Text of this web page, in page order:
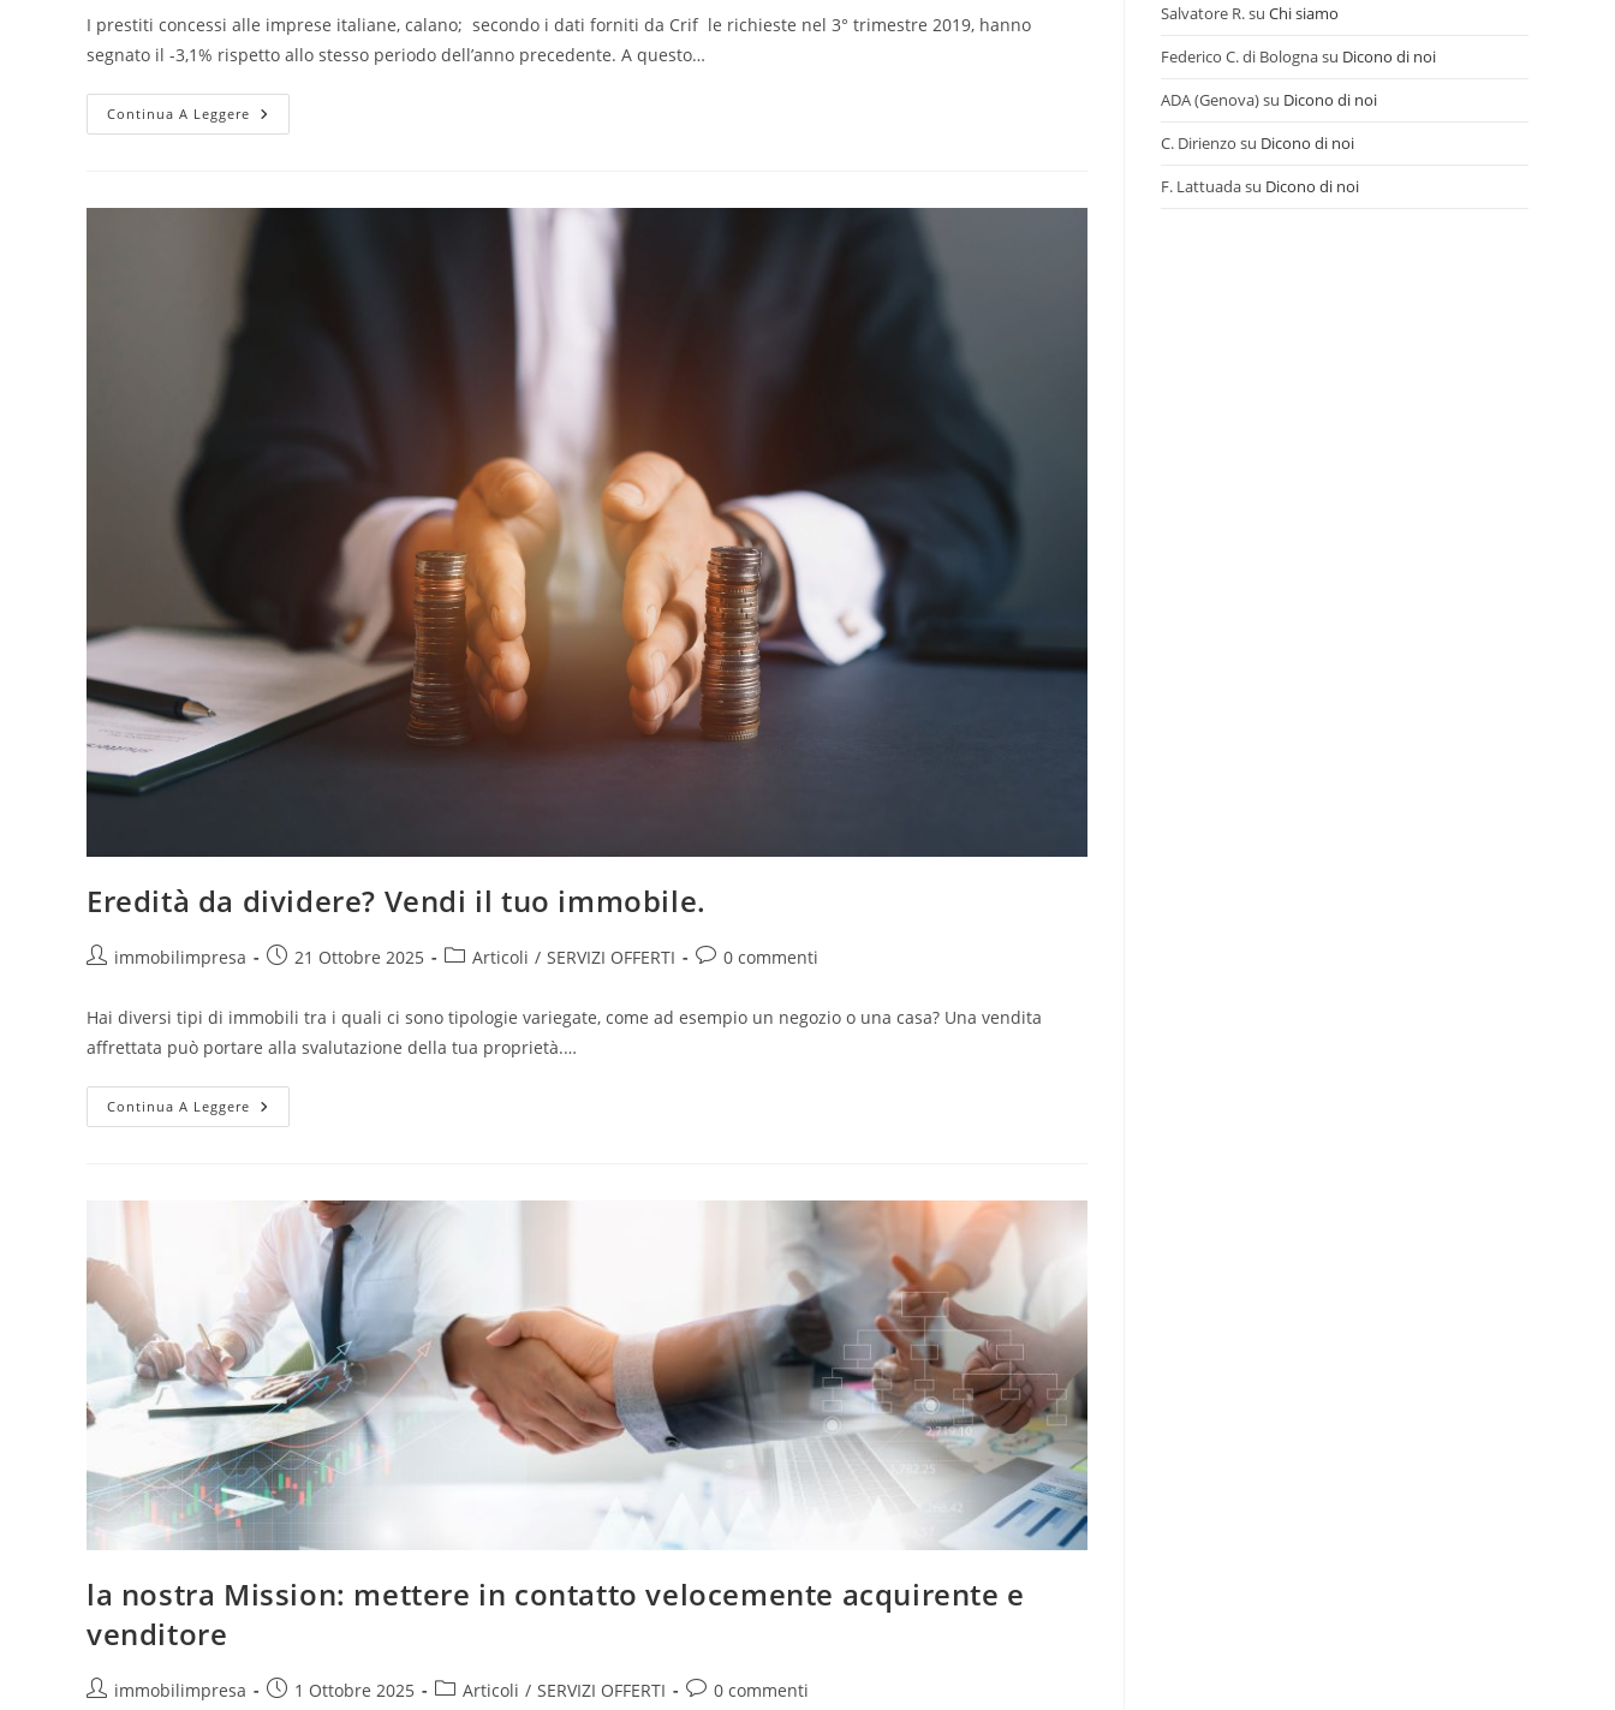
I prestiti concessi alle imprese italiane, calano; secondo i dati forniti da Crif le richieste nel 3° trimestre 2019, hanno
segnato il -3,1% rispetto allo stesso periodo dell’anno precedente. A questo…
Continua A Leggere In
Calo
Causa:
Eredità da dividere? Vendi il tuo immobile.
Autoreimmobilimpresa
Articolo21 Ottobre 2025
Categoria
Articoli / SERVIZI OFFERTI
Commenti
0 commenti
Hai diversi tipi di immobili tra i quali ci sono tipologie variegate, come ad esempio un negozio o una casa? Una vendita
affrettata può portare alla svalutazione della tua proprietà.…
Continua A Leggere Eredità
Da
Immobile.
la nostra Mission: mettere in contatto velocemente acquirente e
venditore
Autoreimmobilimpresa
Articolo1 Ottobre 2025
Categoria
Articoli / SERVIZI OFFERTI
Commenti
0 commenti
Salvatore R.su Chi siamo
Federico C. di Bolognasu Dicono di noi
ADA (Genova)su Dicono di noi
C. Dirienzo su Dicono di noi
F. Lattuadasu Dicono di noi